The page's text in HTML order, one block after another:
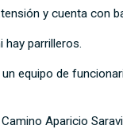
y cuenta con
hay parrilleros.
equipo de
Aparicio